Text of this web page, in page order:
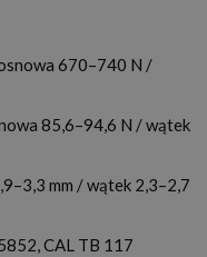
670–740 N /
85,6–94,6 N / wątek
mm / wątek 2,3–2,7
CAL TB 117